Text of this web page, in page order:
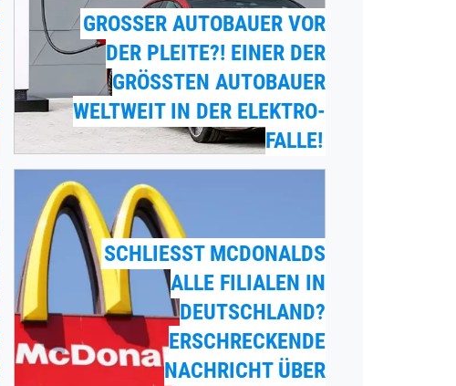
GROSSER AUTOBAUER VOR D
ER PLEITE?! EINER DER G
RÖSSTEN AUTOBAUER WE
LTWEIT IN DER ELEKTRO-FA
LLE!
SCHLIESST MCDONALDS A
LLE FILIALEN IN D
EUTSCHLAND? E
RSCHRECKENDE N
ACHRICHT ÜBER F